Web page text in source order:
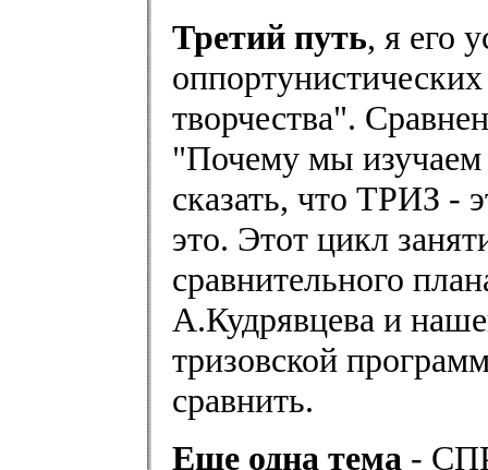
Третий путь, я его
творчества".
"Почему мы
сказать, что ТРИЗ -
это. Этот цикл
сравнительного
А.Кудрявцева и
тризовской
сравнить.
Еще одна тема -